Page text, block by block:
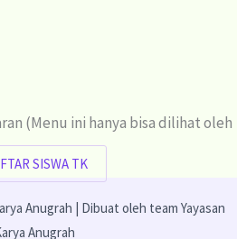
(Menu ini hanya bisa dilihat oleh
SISWA TK
Anugrah | Dibuat oleh team Yayasan
Anugrah